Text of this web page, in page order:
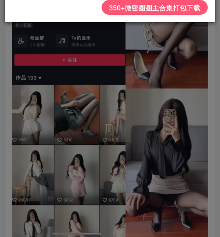
350+微密圈圈主合集打包下载